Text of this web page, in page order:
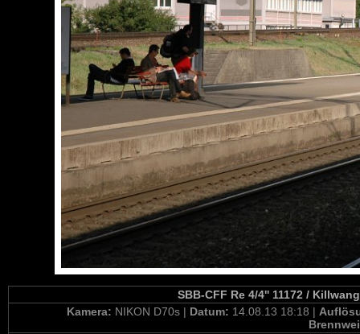
SBB-CFF Re 4/4'' 11172 /
Kamera: NIKON D70s | Datum: 14.08.13 18:18 |